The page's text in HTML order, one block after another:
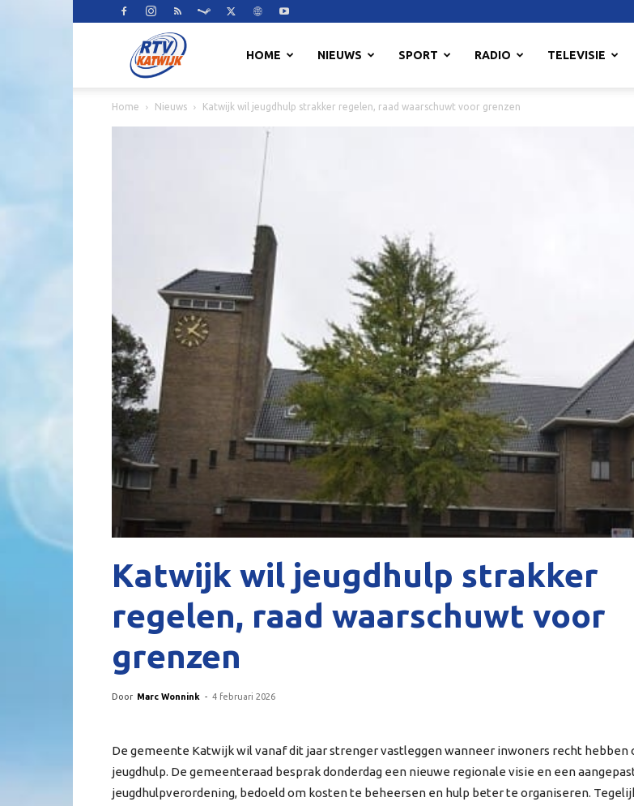
HOME NIEUWS SPORT RADIO TELEVISIE
Home Nieuws Katwijk wil jeugdhulp strakker regelen, raad waarschuwt voor grenzen
Katwijk wil jeugdhulp strakker
regelen, raad waarschuwt voor
grenzen
Door Marc Wonnink - 4 februari 2026
De gemeente Katwijk wil vanaf dit jaar strenger vastleggen wanneer inwoners recht hebben
jeugdhulp. De gemeenteraad besprak donderdag een nieuwe regionale visie en een
jeugdhulpverordening, bedoeld om kosten te beheersen en hulp beter te organiseren.